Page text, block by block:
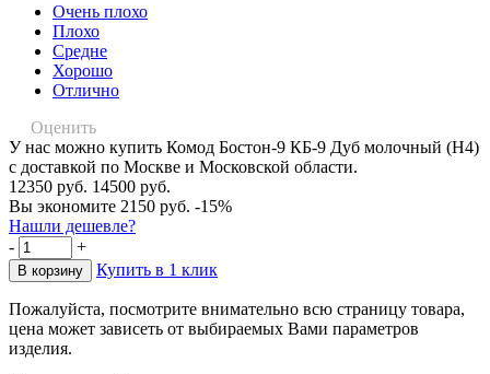
Очень плохо
Плохо
Средне
Хорошо
Отлично
Оценить
У нас можно купить Комод Бостон-9 КБ-9 Дуб молочный (Н4)
с доставкой по Москве и Московской области.
12350 руб. 14500 руб.
Вы экономите 2150 руб. -15%
Нашли дешевле?
-
+
Купить в 1 клик
Пожалуйста, посмотрите внимательно всю страницу товара,
цена может зависеть от выбираемых Вами параметров
изделия.